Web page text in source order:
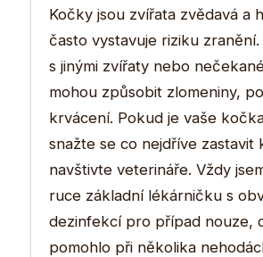
Kočky jsou zvířata zvědavá a
často vystavuje riziku
s jinými zvířaty nebo
mohou způsobit zlomeniny,
krvácení. Pokud je vaše
snažte se co nejdříve zastavit
navštivte veterináře. Vždy
ruce základní lékárničku s
dezinfekcí pro případ nouze,
pomohlo při několika